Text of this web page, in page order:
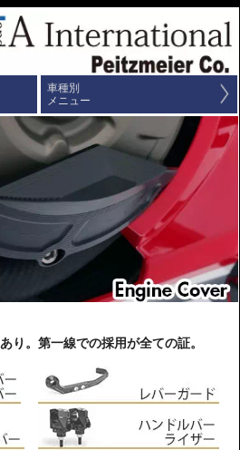
車種別
メニュー
り。第一線での採用が全ての証。